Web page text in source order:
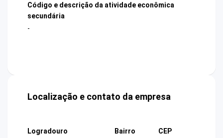
Código e descrição da atividade econômica
secundária
-
Localização e contato da empresa
Logradouro
Bairro
CEP